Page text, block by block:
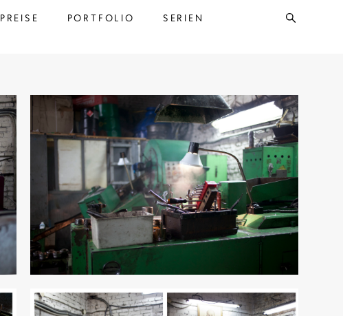
PREISE PORTFOLIO
SERIEN
PREISE PORTFOLIO
SERIEN